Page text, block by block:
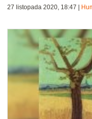
27 listopada 2020, 18:47